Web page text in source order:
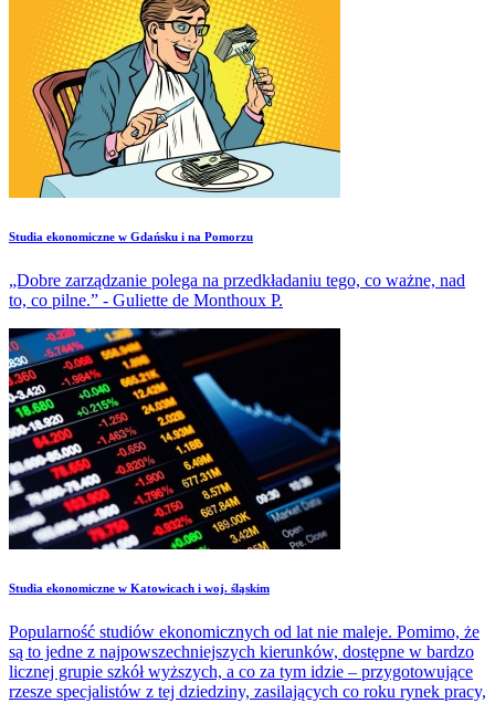
Studia ekonomiczne w Gdańsku i na Pomorzu
„Dobre zarządzanie polega na przedkładaniu tego, co ważne, nad
to, co pilne.” - Guliette de Monthoux P.
Studia ekonomiczne w Katowicach i woj. śląskim
Popularność studiów ekonomicznych od lat nie maleje. Pomimo, że
są to jedne z najpowszechniejszych kierunków, dostępne w bardzo
licznej grupie szkół wyższych, a co za tym idzie – przygotowujące
rzesze specjalistów z tej dziedziny, zasilających co roku rynek pracy,